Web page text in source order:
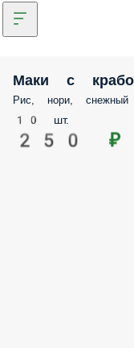
Маки с
Рис, нори, снежный
10 шт.
250 ₽